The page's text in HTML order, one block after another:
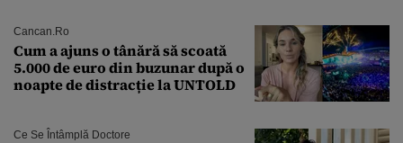
Cancan.ro
Cum a ajuns o tânără să scoată
5.000 de euro din buzunar după o
noapte de distracție la UNTOLD
Ce Se Întâmplă Doctore